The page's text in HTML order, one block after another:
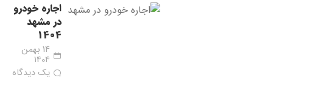
اجاره خودرو
در مشهد
1404
14 بهمن
1404
یک دیدگاه